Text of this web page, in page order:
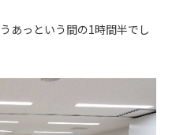
あっという間の1時間半でし